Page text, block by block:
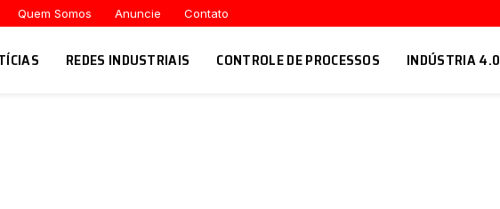
Quem Somos Anuncie Contato
REDES INDUSTRIAIS CONTROLE DE PROCESSOS INDÚSTRIA 4.0